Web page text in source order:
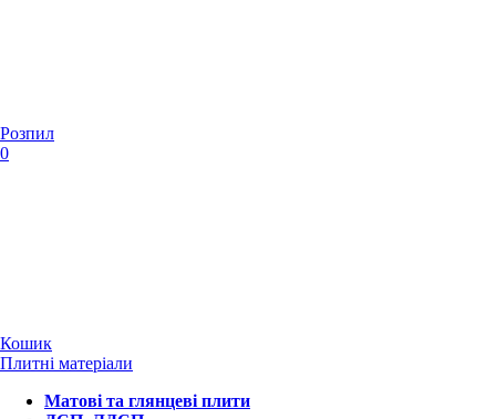
Розпил
0
Кошик
Плитні матеріали
Матові та глянцеві плити